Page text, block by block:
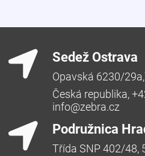
Sedež Ostrava
Opavská 6230/
Česká republika,
info@zebra.cz
Podružnica
Třída SNP 402/48,